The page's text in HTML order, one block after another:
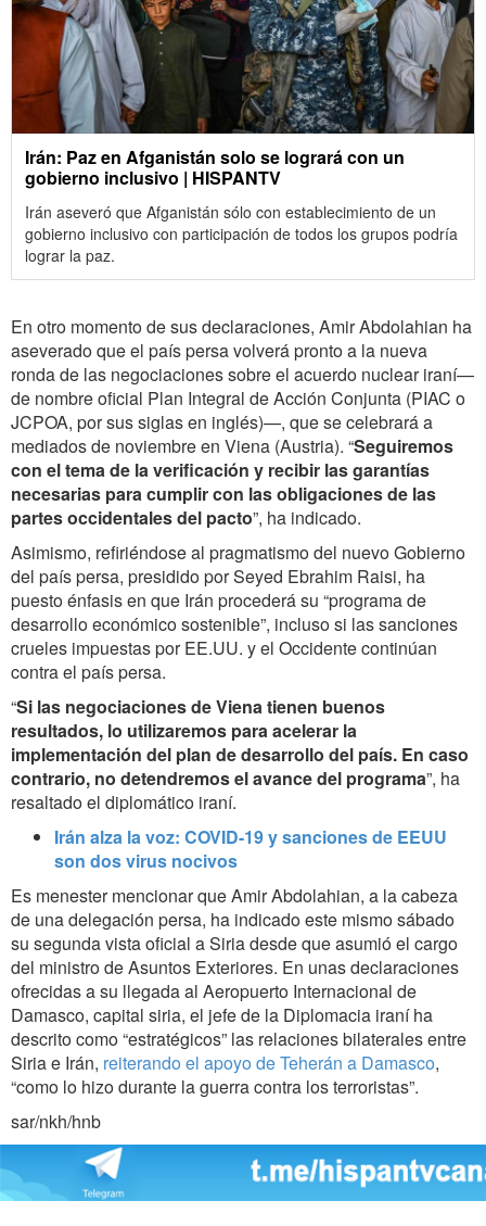
Irán: Paz en Afganistán solo se logrará con un
gobierno inclusivo | HISPANTV
Irán aseveró que Afganistán sólo con establecimiento de un
gobierno inclusivo con participación de todos los grupos podría
lograr la paz.
En otro momento de sus declaraciones, Amir Abdolahian ha
aseverado que el país persa volverá pronto a la nueva
ronda de las negociaciones sobre el acuerdo nuclear iraní—
de nombre oficial Plan Integral de Acción Conjunta (PIAC o
JCPOA, por sus siglas en inglés)—, que se celebrará a
mediados de noviembre en Viena (Austria). “Seguiremos
con el tema de la verificación y recibir las garantías
necesarias para cumplir con las obligaciones de las
partes occidentales del pacto”, ha indicado.
Asimismo, refiriéndose al pragmatismo del nuevo Gobierno
del país persa, presidido porSeyed Ebrahim Raisi, ha
puesto énfasis en que Irán procederá su “programa de
desarrollo económico sostenible”, incluso si las sanciones
crueles impuestas por EE.UU. y el Occidente continúan
contra el país persa.
“Si las negociaciones de Viena tienen buenos
resultados, lo utilizaremos para acelerar la
implementación del plan de desarrollo del país. En caso
contrario, no detendremos el avance del programa”, ha
resaltado el diplomático iraní.
Irán alza la voz: COVID-19 y sanciones de EEUU
son dos virus nocivos
Es menester mencionar que Amir Abdolahian, a la cabeza
de una delegación persa, ha indicado este mismo sábado
su segunda vista oficial a Siria desde que asumió el cargo
del ministro de Asuntos Exteriores. En unas declaraciones
ofrecidas a su llegada al Aeropuerto Internacional de
Damasco, capital siria, el jefe de la Diplomacia iraní ha
descrito como “estratégicos” las relaciones bilaterales entre
Siria e Irán, reiterando el apoyo de Teherán a Damasco,
“como lo hizo durante la guerra contra los terroristas”.
sar/nkh/hnb